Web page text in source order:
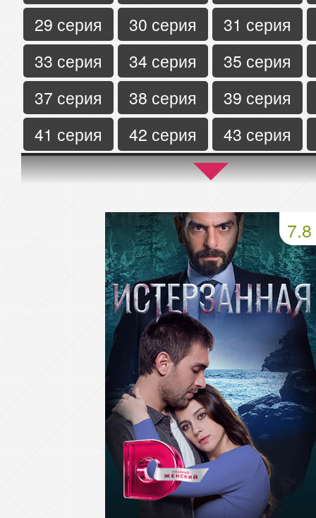
29 серия
30 серия
31 серия
33 серия
34 серия
35 серия
37 серия
38 серия
39 серия
41 серия
42 серия
43 серия
45 серия
46 серия
47 серия
50 серия
51 серия
54 серия
55 серия
58 серия
59 серия
62 серия
63 серия
66 серия
67 серия
70 серия
71 серия
74 серия
75 серия
78 серия
79 серия
82 серия
83 серия
7.8